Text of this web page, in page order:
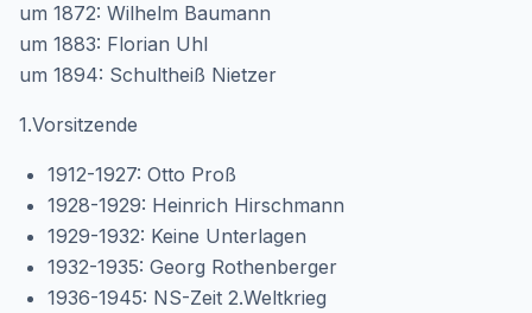
um 1872: Wilhelm Baumann
um 1883: Florian Uhl
um 1894: Schultheiß Nietzer
1.Vorsitzende
1912-1927: Otto Proß
1928-1929: Heinrich Hirschmann
1929-1932: Keine Unterlagen
1932-1935: Georg Rothenberger
1936-1945: NS-Zeit 2.Weltkrieg